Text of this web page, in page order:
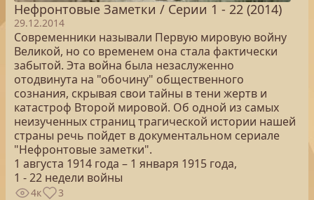
Нефронтовые Заметки / Серии 1 - 22 (2014)
29.12.2014
Современники называли Первую мировую войну
Великой, но со временем она стала фактически
забытой. Эта война была незаслуженно
отодвинута на "обочину" общественного
сознания, скрывая свои тайны в тени жертв и
катастроф Второй мировой. Об одной из самых
неизученных страниц трагической истории нашей
страны речь пойдет в документальном сериале
"Нефронтовые заметки".
1 августа 1914 года – 1 января 1915 года,
1 - 22 недели войны
4к 3